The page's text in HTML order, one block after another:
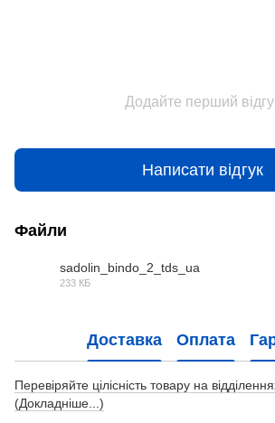
Додайте перший
Написати відгук
Файли
sadolin_bindo_2_tds_ua
233 КБ
Доставка Оплата
Перевіряйте цілісність товару на
(Докладніше...)